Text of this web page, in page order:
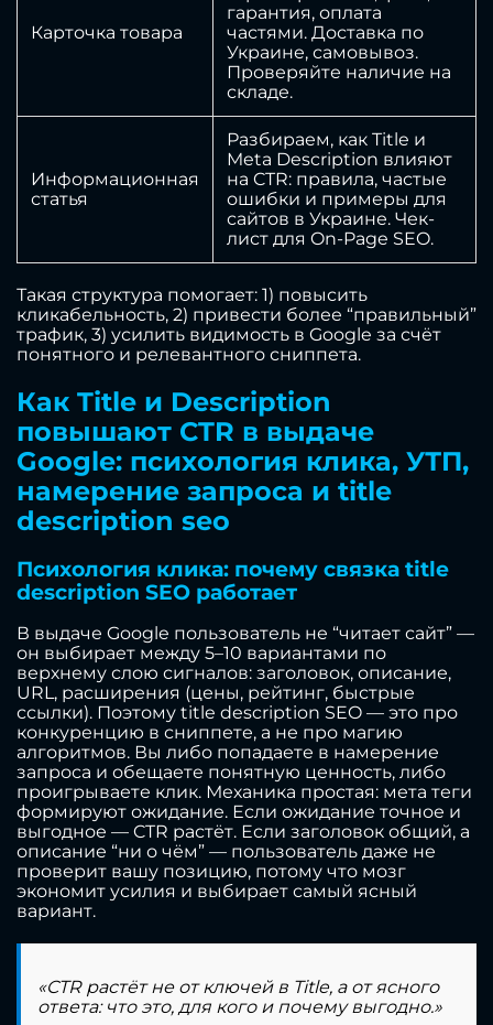
Карточка товара
гарантия, оплата
частями. Доставка по
Украине, самовывоз.
Проверяйте наличие на
складе.
Информационная
статья
Разбираем, как Title и
Meta Description влияют
на CTR: правила, частые
ошибки и примеры для
сайтов в Украине. Чек-
лист для On-Page SEO.
Такая структура помогает: 1) повысить
кликабельность, 2) привести более “правильный”
трафик, 3) усилить видимость в Google за счёт
понятного и релевантного сниппета.
Как Title и Description
повышают CTR в выдаче
Google: психология клика, УТП,
намерение запроса и title
description seo
Психология клика: почему связка title
description SEO работает
В выдаче Google пользователь не “читает сайт” —
он выбирает между 5–10 вариантами по
верхнему слою сигналов: заголовок, описание,
URL, расширения (цены, рейтинг, быстрые
ссылки). Поэтому title description SEO — это про
конкуренцию в сниппете, а не про магию
алгоритмов. Вы либо попадаете в намерение
запроса и обещаете понятную ценность, либо
проигрываете клик. Механика простая: мета теги
формируют ожидание. Если ожидание точное и
выгодное — CTR растёт. Если заголовок общий, а
описание “ни о чём” — пользователь даже не
проверит вашу позицию, потому что мозг
экономит усилия и выбирает самый ясный
вариант.
«CTR растёт не от ключей в Title, а от ясного
ответа: что это, для кого и почему выгодно.»